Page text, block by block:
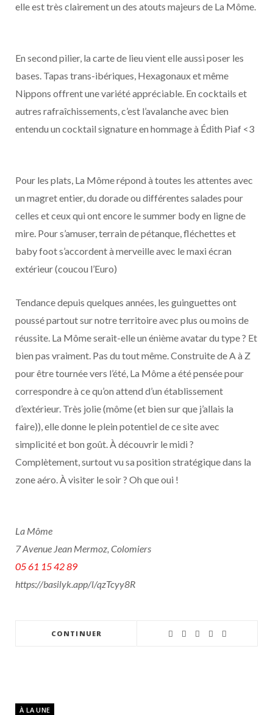
elle est très clairement un des atouts majeurs de La Môme.
En second pilier, la carte de lieu vient elle aussi poser les
bases. Tapas trans-ibériques, Hexagonaux et même
Nippons offrent une variété appréciable. En cocktails et
autres rafraîchissements, c’est l’avalanche avec bien
entendu un cocktail signature en hommage à Édith Piaf <3
Pour les plats, La Môme répond à toutes les attentes avec
un magret entier, du dorade ou différentes salades pour
celles et ceux qui ont encore le summer body en ligne de
mire. Pour s’amuser, terrain de pétanque, fléchettes et
baby foot s’accordent à merveille avec le maxi écran
extérieur (coucou l’Euro)
Tendance depuis quelques années, les guinguettes ont
poussé partout sur notre territoire avec plus ou moins de
réussite. La Môme serait-elle un énième avatar du type ? Et
bien pas vraiment. Pas du tout même. Construite de A à Z
pour être tournée vers l’été, La Môme a été pensée pour
correspondre à ce qu’on attend d’un établissement
d’extérieur. Très jolie (môme (et bien sur que j’allais la
faire)), elle donne le plein potentiel de ce site avec
simplicité et bon goût. À découvrir le midi ?
Complètement, surtout vu sa position stratégique dans la
zone aéro. À visiter le soir ? Oh que oui !
La Môme
7 Avenue Jean Mermoz, Colomiers
05 61 15 42 89
https://basilyk.app/l/qzTcyy8R
CONTINUER
À LA UNE